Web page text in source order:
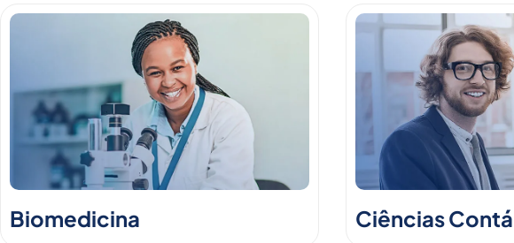
Biomedicina Ciências